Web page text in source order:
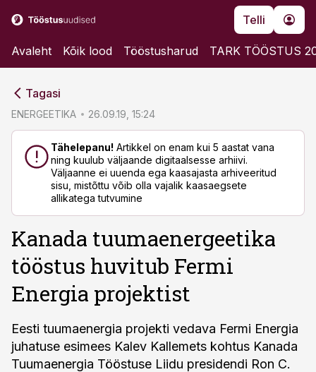
Telli
Avaleht Kõik lood Tööstusharud TARK TÖÖSTUS
Tagasi
ENERGEETIKA 26.09.19, 15:24
Tähelepanu! Artikkel on enam kui 5 aastat vana
ning kuulub väljaande digitaalsesse arhiivi.
Väljaanne ei uuenda ega kaasajasta arhiveeritud
sisu, mistõttu võib olla vajalik kaasaegsete
allikatega tutvumine
Kanada tuumaenergeetika
tööstus huvitub Fermi
Energia projektist
Eesti tuumaenergia projekti vedava Fermi Energia
juhatuse esimees Kalev Kallemets kohtus Kanada
Tuumaenergia Tööstuse Liidu presidendi Ron C.